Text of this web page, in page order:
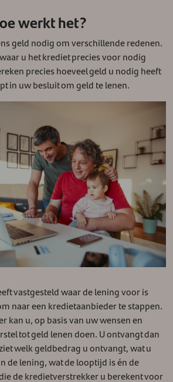
werkt het?
geld nodig om verschillende redenen.
u het krediet precies voor nodig
precies hoeveel geld u nodig heeft
in uw besluit om geld te lenen.
vastgesteld waar de lening voor is
naar een kredietaanbieder te stappen.
kan u, op basis van uw wensen en
tot geld lenen doen. U ontvangt dan
welk geldbedrag u ontvangt, wat u
de lening, wat de looptijd is én de
de kredietverstrekker u berekent voor